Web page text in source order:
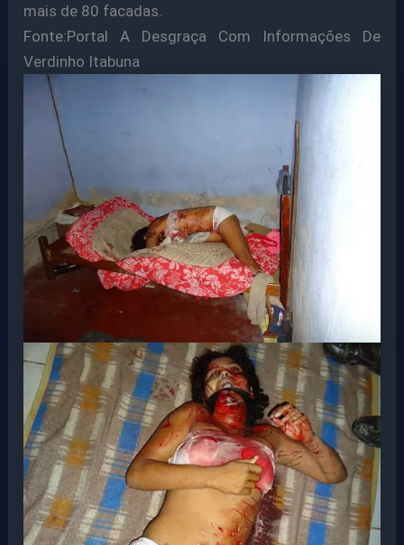
mais de 80 facadas.
Fonte:Portal A Desgraça Com Informações De
Verdinho Itabuna